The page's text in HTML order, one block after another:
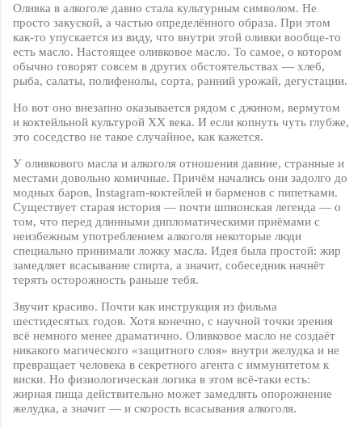
Оливка в алкоголе давно стала культурным символом. Не
просто закуской, а частью определённого образа. При этом
как-то упускается из виду, что внутри этой оливки вообще-то
есть масло. Настоящее оливковое масло. То самое, о котором
обычно говорят совсем в других обстоятельствах — хлеб,
рыба, салаты, полифенолы, сорта, ранний урожай, дегустации.
Но вот оно внезапно оказывается рядом с джином, вермутом
и коктейльной культурой XX века. И если копнуть чуть глубже,
это соседство не такое случайное, как кажется.
У оливкового масла и алкоголя отношения давние, странные и
местами довольно комичные. Причём начались они задолго до
модных баров, Instagram-коктейлей и барменов с пипетками.
Существует старая история — почти шпионская легенда — о
том, что перед длинными дипломатическими приёмами с
неизбежным употреблением алкоголя некоторые люди
специально принимали ложку масла. Идея была простой: жир
замедляет всасывание спирта, а значит, собеседник начнёт
терять осторожность раньше тебя.
Звучит красиво. Почти как инструкция из фильма
шестидесятых годов. Хотя конечно, с научной точки зрения
всё немного менее драматично. Оливковое масло не создаёт
никакого магического «защитного слоя» внутри желудка и не
превращает человека в секретного агента с иммунитетом к
виски. Но физиологическая логика в этом всё-таки есть:
жирная пища действительно может замедлять опорожнение
желудка, а значит — и скорость всасывания алкоголя.